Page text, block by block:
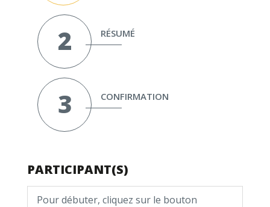
RÉSUMÉ
CONFIRMATION
PARTICIPANT(S)
Pour débuter, cliquez sur le bouton